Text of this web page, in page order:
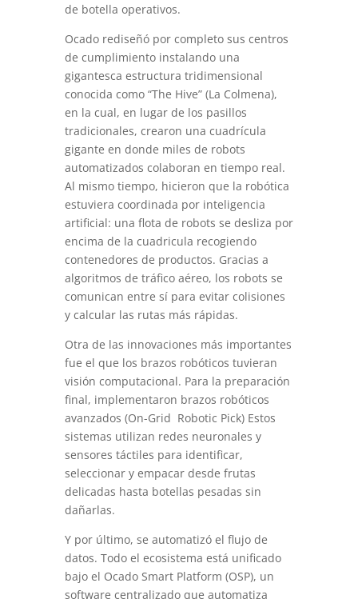
de botella operativos.
Ocado rediseñó por completo sus centros
de cumplimiento instalando una
gigantesca estructura tridimensional
conocida como “The Hive” (La Colmena),
en la cual, en lugar de los pasillos
tradicionales, crearon una cuadrícula
gigante en donde miles de robots
automatizados colaboran en tiempo real.
Al mismo tiempo, hicieron que la robótica
estuviera coordinada por inteligencia
artificial: una flota de robots se desliza por
encima de la cuadricula recogiendo
contenedores de productos. Gracias a
algoritmos de tráfico aéreo, los robots se
comunican entre sí para evitar colisiones
y calcular las rutas más rápidas.
Otra de las innovaciones más importantes
fue el que los brazos robóticos tuvieran
visión computacional. Para la preparación
final, implementaron brazos robóticos
avanzados (On-Grid Robotic Pick) Estos
sistemas utilizan redes neuronales y
sensores táctiles para identificar,
seleccionar y empacar desde frutas
delicadas hasta botellas pesadas sin
dañarlas.
Y por último, se automatizó el flujo de
datos. Todo el ecosistema está unificado
bajo el Ocado Smart Platform (OSP), un
software centralizado que automatiza